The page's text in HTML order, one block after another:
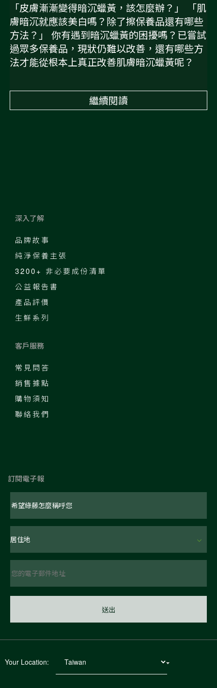
「皮膚漸漸變得暗沉蠟黃，該怎麼辦？」 「肌
膚暗沉就應該美白嗎？除了擦保養品還有哪些
方法？」 你有遇到暗沉蠟黃的困擾嗎？已嘗試
過眾多保養品，現狀仍難以改善，還有哪些方
法才能從根本上真正改善肌膚暗沉蠟黃呢？
繼續閱讀
深入了解
品牌故事
純淨保養主張
3200+ 非必要成份清單
公益報告書
產品評價
生鮮系列
客戶服務
常見問答
銷售據點
購物須知
聯絡我們
訂閱電子報
Your Location: